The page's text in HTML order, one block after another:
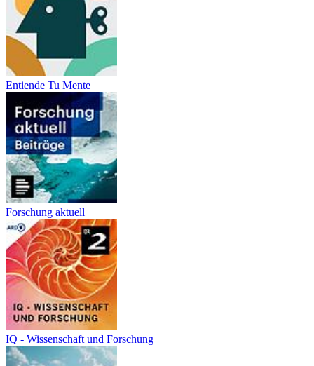
Entiende Tu Mente
Forschung aktuell
IQ - Wissenschaft und Forschung